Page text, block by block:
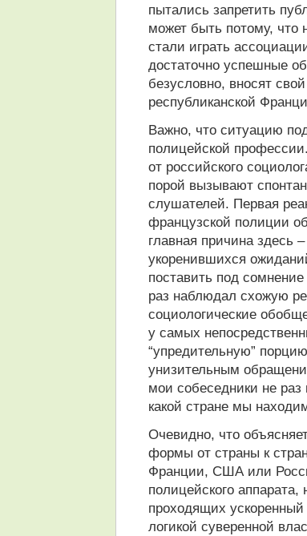
пытались запретить
может быть потому, что
стали играть
достаточно успешные
безусловно, вносят
республиканской
Важно, что ситуацию
полицейской
от российского
порой вызывают
слушателей. Первая
французской полиции
главная причина здесь
укоренившихся
поставить под
раз наблюдал схожую
социологические
у самых
“упредительную”
унизительным
мои собеседники не
какой стране мы
Очевидно, что
формы от страны к
Франции, США или
полицейского
проходящих
логикой суверенной